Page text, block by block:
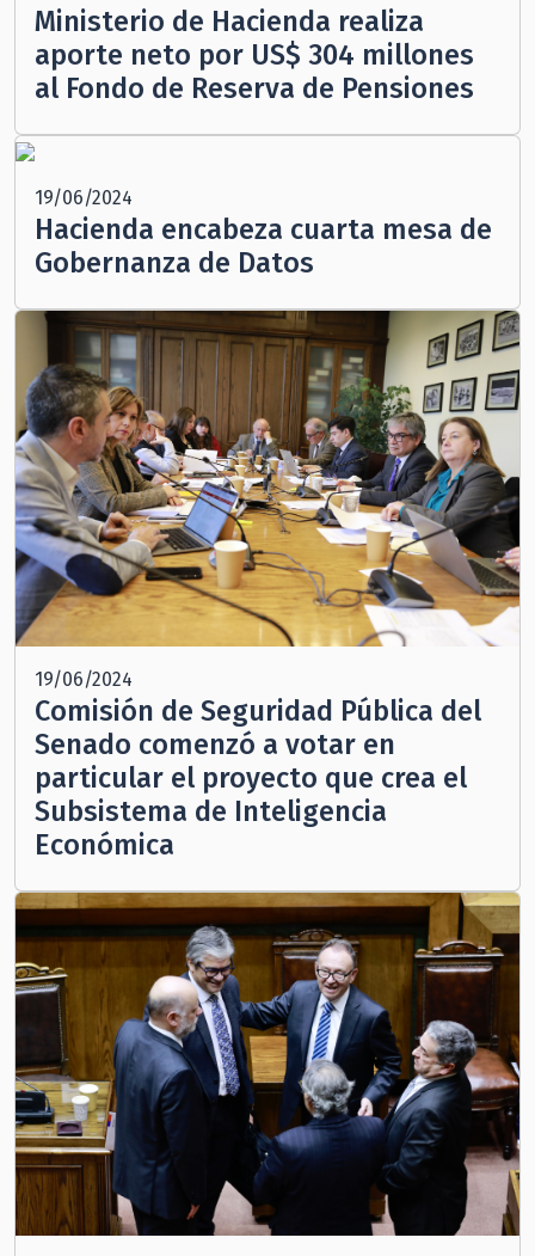
Ministerio de Hacienda realiza
aporte neto por US$ 304 millones
al Fondo de Reserva de Pensiones
19/06/2024
Hacienda encabeza cuarta mesa de
Gobernanza de Datos
19/06/2024
Comisión de Seguridad Pública del
Senado comenzó a votar en
particular el proyecto que crea el
Subsistema de Inteligencia
Económica